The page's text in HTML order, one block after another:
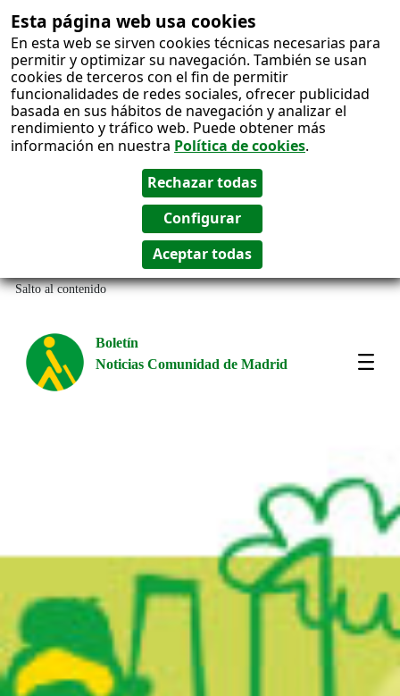
Esta página web usa cookies
En esta web se sirven cookies técnicas necesarias para
permitir y optimizar su navegación. También se usan
cookies de terceros con el fin de permitir
funcionalidades de redes sociales, ofrecer publicidad
basada en sus hábitos de navegación y analizar el
rendimiento y tráfico web. Puede obtener más
información en nuestra Política de cookies.
Salto al contenido
Boletín
Noticias Comunidad de Madrid